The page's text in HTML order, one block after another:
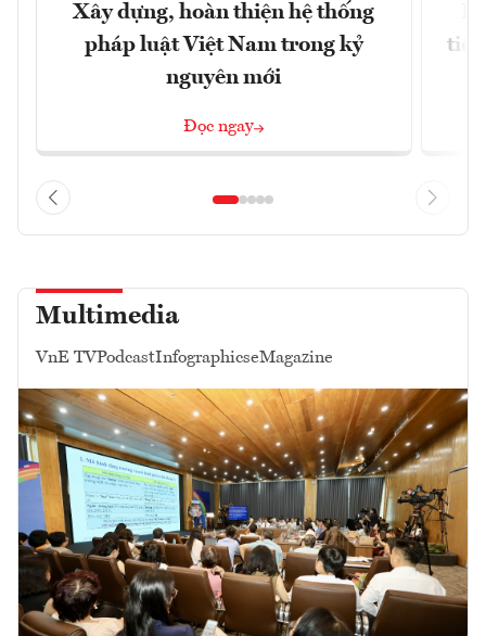
Xây dựng, hoàn thiện hệ thống
pháp luật Việt Nam trong kỷ
nguyên mới
Đọc ngay
Multimedia
VnE TVPodcastInfographicseMagazine